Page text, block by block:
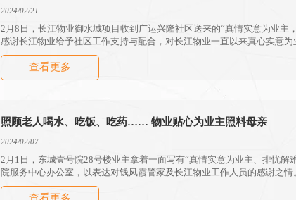
2024/02/21
2月8日，长江物业御水城项目收到广运兴隆社区送来的“真情实意为业主
感谢长江物业给予社区工作支持与配合，对长江物业一直以来真心实意
查看更多
照顾老人喝水、吃饭、吃药…… 物业贴心为业主照料母亲
2024/02/07
2月1日，东城壹号院28号楼业主拿着一面写有“真情实意为业主、排忧解
院服务中心办公室，以表达对钱凤霞管家及长江物业工作人员的感谢之情